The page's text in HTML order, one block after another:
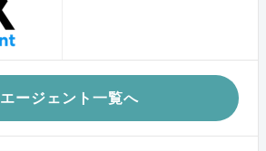
エージェント一覧へ